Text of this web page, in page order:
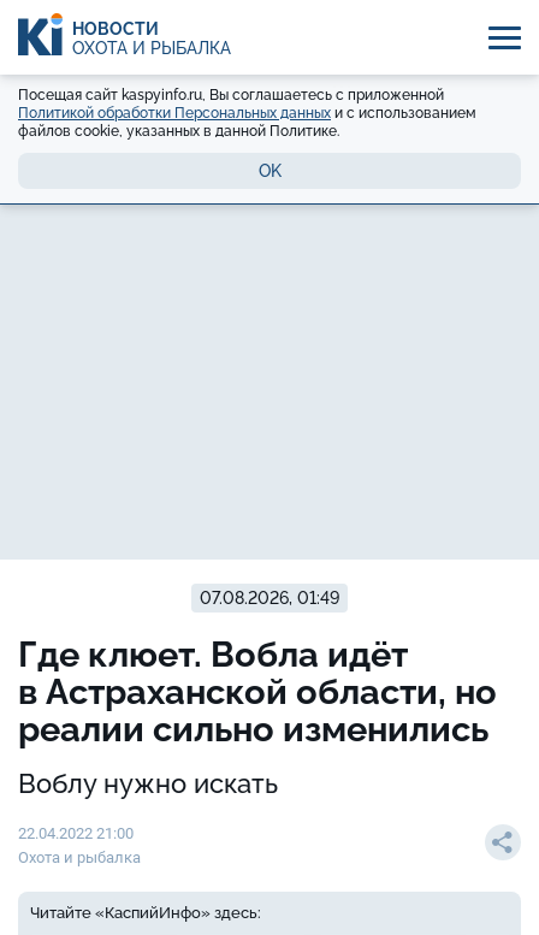
НОВОСТИ
ОХОТА И РЫБАЛКА
Посещая сайт kaspyinfo.ru, Вы соглашаетесь с приложенной
Политикой обработки Персональных данных и с использованием
файлов cookie, указанных в данной Политике.
OK
07.08.2026, 01:49
Где клюет. Вобла идёт
в Астраханской области, но
реалии сильно изменились
Воблу нужно искать
22.04.2022 21:00
Охота и рыбалка
Читайте «КаспийИнфо» здесь: